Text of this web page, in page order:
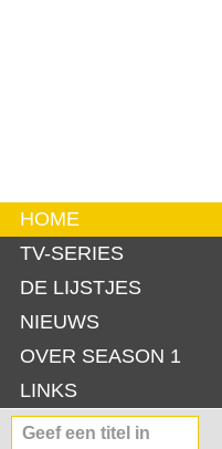
HOME
TV-SERIES
DE LIJSTJES
NIEUWS
OVER SEASON 1
LINKS